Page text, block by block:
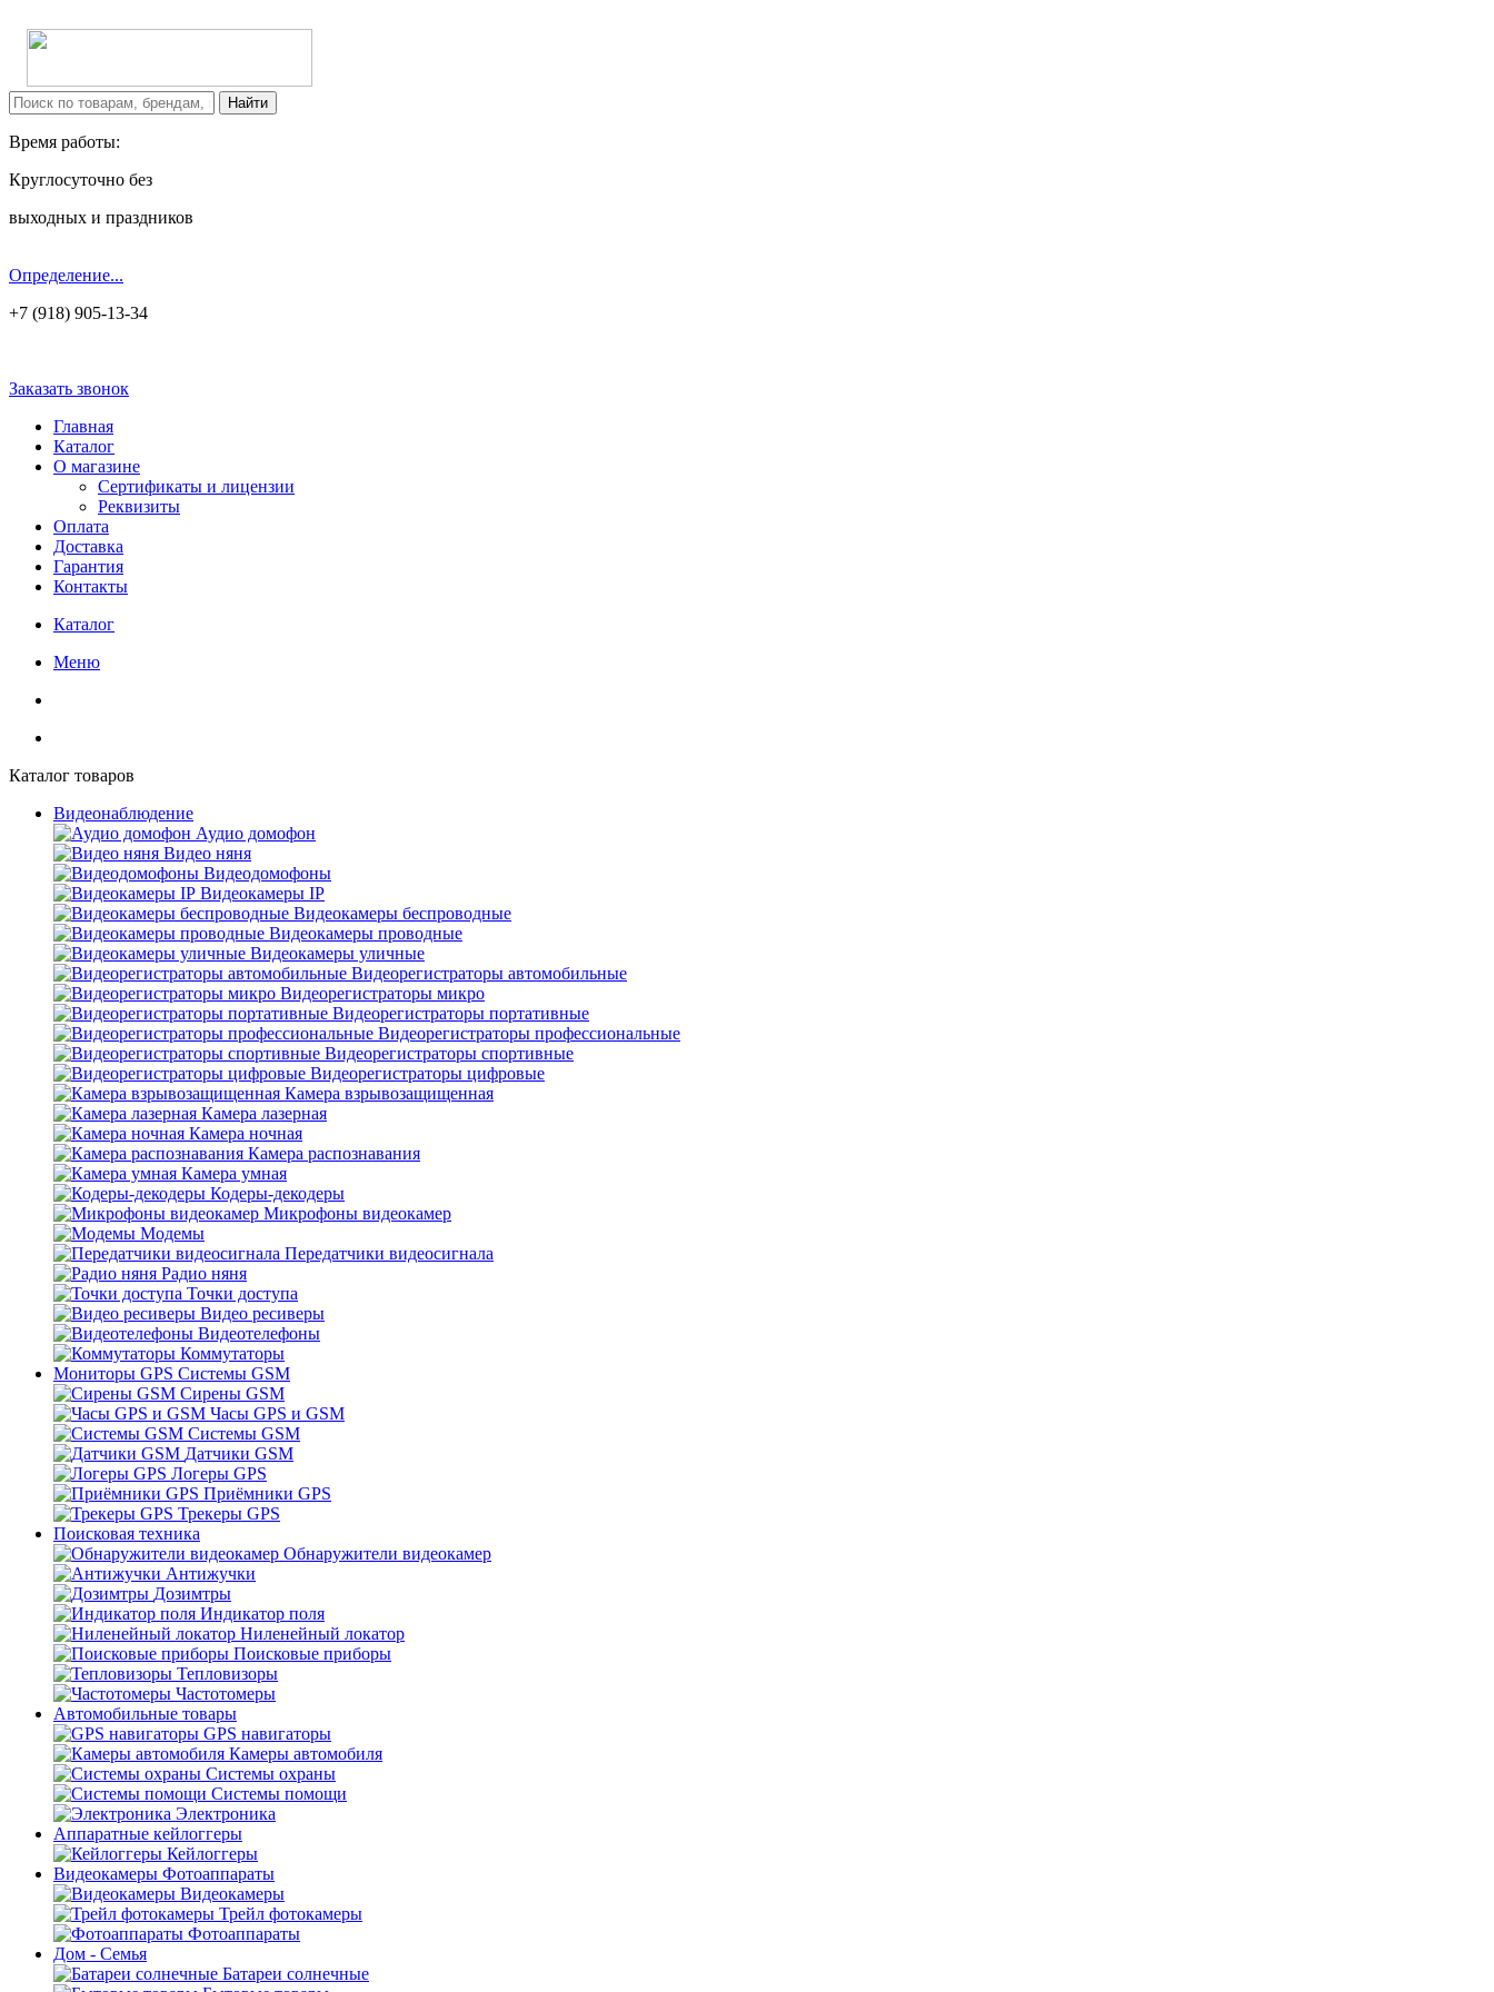
Время работы:
Круглосуточно без
выходных и праздников
Определение...
+7 (918) 905-13-34
Заказать звонок
Главная
Каталог
О магазине
Сертификаты и лицензии
Реквизиты
Оплата
Доставка
Гарантия
Контакты
Каталог
Меню
Каталог товаров
Видеонаблюдение
Аудио домофон
Видео няня
Видеодомофоны
Видеокамеры IP
Видеокамеры беспроводные
Видеокамеры проводные
Видеокамеры уличные
Видеорегистраторы автомобильные
Видеорегистраторы микро
Видеорегистраторы портативные
Видеорегистраторы профессиональные
Видеорегистраторы спортивные
Видеорегистраторы цифровые
Камера взрывозащищенная
Камера лазерная
Камера ночная
Камера распознавания
Камера умная
Кодеры-декодеры
Микрофоны видеокамер
Модемы
Передатчики видеосигнала
Радио няня
Точки доступа
Видео ресиверы
Видеотелефоны
Коммутаторы
Мониторы GPS Системы GSM
Сирены GSM
Часы GPS и GSM
Системы GSM
Датчики GSM
Логеры GPS
Приёмники GPS
Трекеры GPS
Поисковая техника
Обнаружители видеокамер
Антижучки
Дозимтры
Индикатор поля
Ниленейный локатор
Поисковые приборы
Тепловизоры
Частотомеры
Автомобильные товары
GPS навигаторы
Камеры автомобиля
Системы охраны
Системы помощи
Электроника
Аппаратные кейлоггеры
Кейлоггеры
Видеокамеры Фотоаппараты
Видеокамеры
Трейл фотокамеры
Фотоаппараты
Дом - Семья
Батареи солнечные